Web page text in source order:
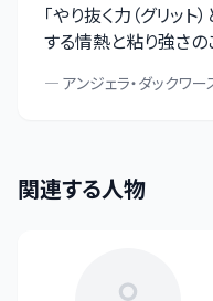
「やり抜く力（グリッ
する情熱と粘り強さの
— アンジェラ・ダックワー
関連する人物